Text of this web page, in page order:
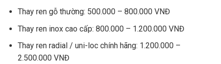
Thay ren gỗ thường: 500.000 – 800.000 VNĐ
Thay ren inox cao cấp: 800.000 – 1.200.000 VNĐ
Thay ren radial / uni-loc chính hãng: 1.200.000 –
2.500.000 VNĐ